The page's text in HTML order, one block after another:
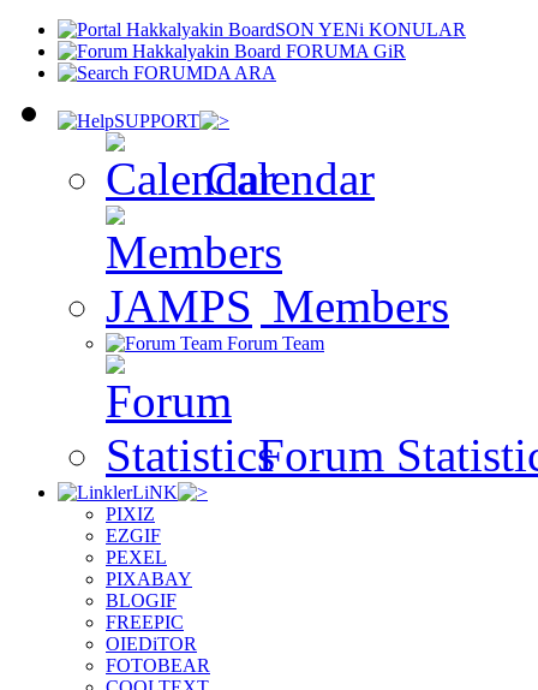
SON YENi KONULAR
FORUMA GiR
FORUMDA ARA
SUPPORT
Calendar
Members
Forum Team
Forum
LiNK
PIXIZ
EZGIF
PEXEL
PIXABAY
BLOGIF
FREEPIC
OIEDiTOR
FOTOBEAR